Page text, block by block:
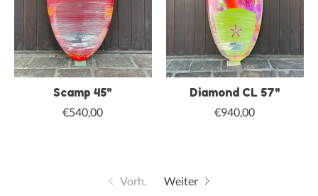
Scamp 45"
€540,00
Diamond CL 57"
€940,00
Vorh. Weiter